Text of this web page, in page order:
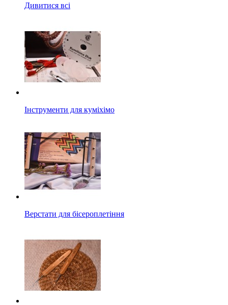
Дивитися всі
Інструменти для куміхімо
Верстати для бісероплетіння